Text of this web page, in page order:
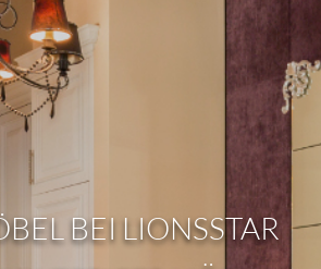
BEI LIONSSTAR